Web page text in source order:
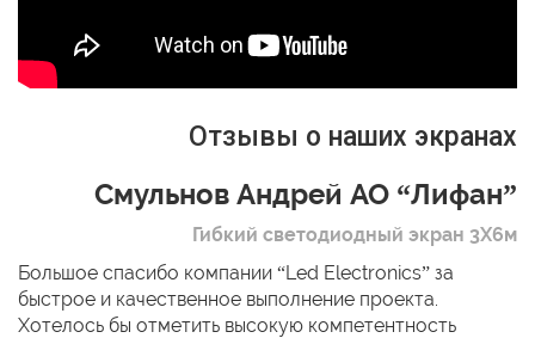
Отзывы о наших экранах
Смульнов Андрей АО “Лифан”
Гибкий светодиодный экран 3Х6м
Большое спасибо компании “Led Electronics” за
быстрое и качественное выполнение проекта.
Хотелось бы отметить высокую компетентность